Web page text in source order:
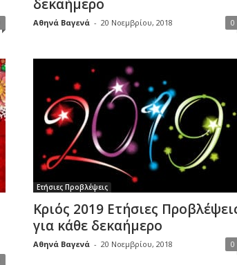
δεκαήμερο
Αθηνά Βαγενά - 20 Νοεμβρίου, 2018 0
Ετήσιες Προβλέψεις
Κριός 2019 Ετήσιες
για κάθε δεκαήμερο
Αθηνά Βαγενά - 20 Νοεμβρίου, 2018 0